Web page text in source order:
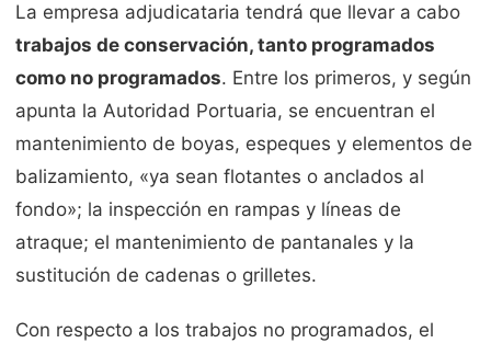
La empresa adjudicataria tendrá que llevar a cabo
trabajos de conservación, tanto programados
como no programados. Entre los primeros, y según
apunta la Autoridad Portuaria, se encuentran el
mantenimiento de boyas, espeques y elementos de
balizamiento, «ya sean flotantes o anclados al
fondo»; la inspección en rampas y líneas de
atraque; el mantenimiento de pantanales y la
sustitución de cadenas o grilletes.
Con respecto a los trabajos no programados, el